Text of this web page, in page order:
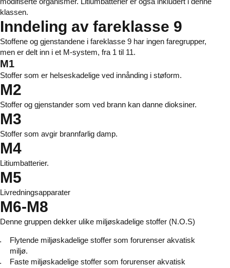
klassen.
Inndeling av fareklasse 9
Stoffene og gjenstandene i fareklasse 9 har ingen faregrupper,
men er delt inn i et M-system, fra 1 til 11.
M1
Stoffer som er helseskadelige ved innånding i støform.
M2
Stoffer og gjenstander som ved brann kan danne dioksiner.
M3
Stoffer som avgir brannfarlig damp.
M4
Litiumbatterier.
M5
Livredningsapparater
M6-M8
Denne gruppen dekker ulike miljøskadelige stoffer (N.O.S)
Flytende miljøskadelige stoffer som forurenser akvatisk
miljø.
Faste miljøskadelige stoffer som forurenser akvatisk